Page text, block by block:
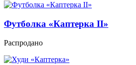
Футболка «Каптерка II»
Распродано